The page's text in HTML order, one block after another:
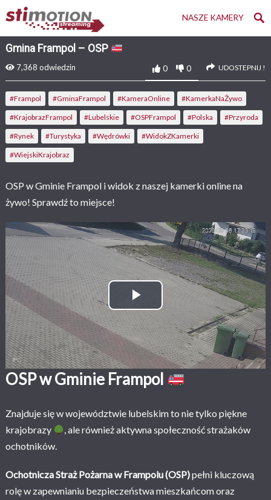
NASZE KAMERY
Gmina Frampol – OSP
7,368 odwiedzin 0 0 UDOSTEPNIJ !
#Frampol #GminaFrampol #KameraOnline #KamerkaNaŻywo
#KrajobrazFrampol #Lubelskie #OSPFrampol #Polska #Przyroda
#Rynek #Turystyka #Wędrówki #WidokZKamerki
#WiejskiKrajobraz
OSP w Gminie Frampol i widok z naszej kamerki online na
żywo! Sprawdź to miejsce!
Play Video
OSP w Gminie Frampol
Znajduje się w województwie lubelskim to nie tylko piękne
krajobrazy
, ale również aktywna społeczność strażaków
ochotników.
Ochotnicza Straż Pożarna w Frampolu (OSP)pełni kluczową
rolę w zapewnianiu bezpieczeństwa mieszkańcom oraz